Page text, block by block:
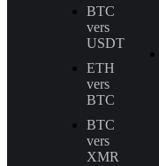
BTC
vers
USDT
ETH
vers
BTC
BTC
vers
XMR